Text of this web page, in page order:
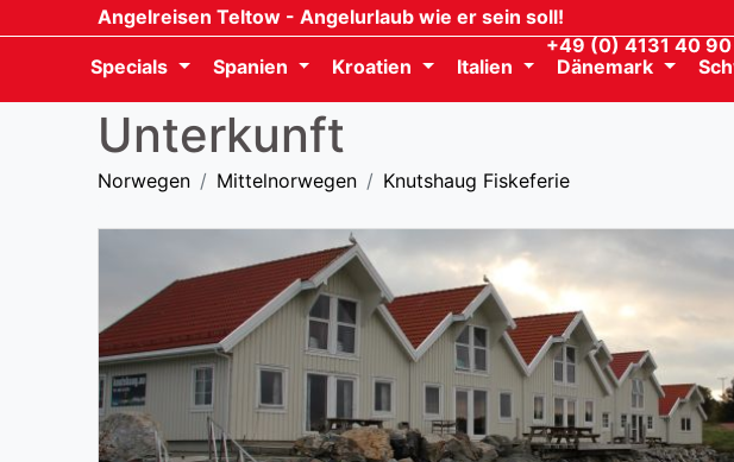
Angelreisen Teltow - Angelurlaub wie er sein soll!
+49 (0) 4131 40
Specials
Spanien Kroatien Italien Dänemark
Unterkunft
Norwegen Mittelnorwegen Knutshaug Fiskeferie